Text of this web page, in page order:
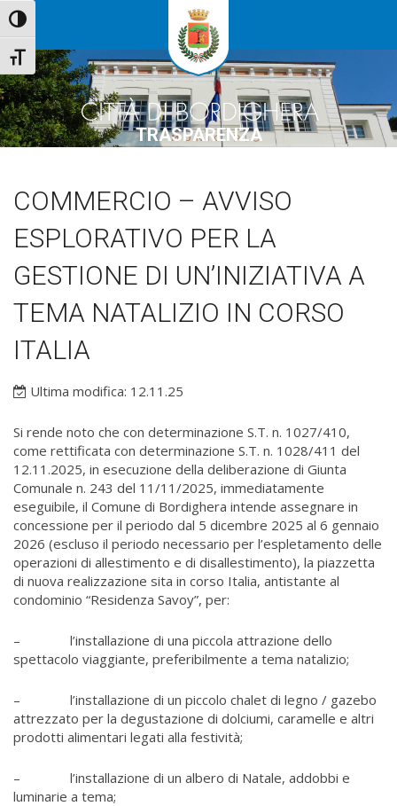
Attiva/disattiva alto contrasto
Attiva/disattiva dimensione testo
TRASPARENZA
COMMERCIO – AVVISO
ESPLORATIVO PER LA
GESTIONE DI UN’INIZIATIVA A
TEMA NATALIZIO IN CORSO
ITALIA
Ultima modifica: 12.11.25
Si rende noto che con determinazione S.T. n. 1027/410,
come rettificata con determinazione S.T. n. 1028/411 del
12.11.2025, in esecuzione della deliberazione di Giunta
Comunale n. 243 del 11/11/2025, immediatamente
eseguibile, il Comune di Bordighera intende assegnare in
concessione per il periodo dal 5 dicembre 2025 al 6 gennaio
2026 (escluso il periodo necessario per l’espletamento delle
operazioni di allestimento e di disallestimento), la piazzetta
di nuova realizzazione sita in corso Italia, antistante al
condominio “Residenza Savoy”, per:
– l’installazione di una piccola attrazione dello
spettacolo viaggiante, preferibilmente a tema natalizio;
– l’installazione di un piccolo chalet di legno / gazebo
attrezzato per la degustazione di dolciumi, caramelle e altri
prodotti alimentari legati alla festività;
– l’installazione di un albero di Natale, addobbi e
luminarie a tema;